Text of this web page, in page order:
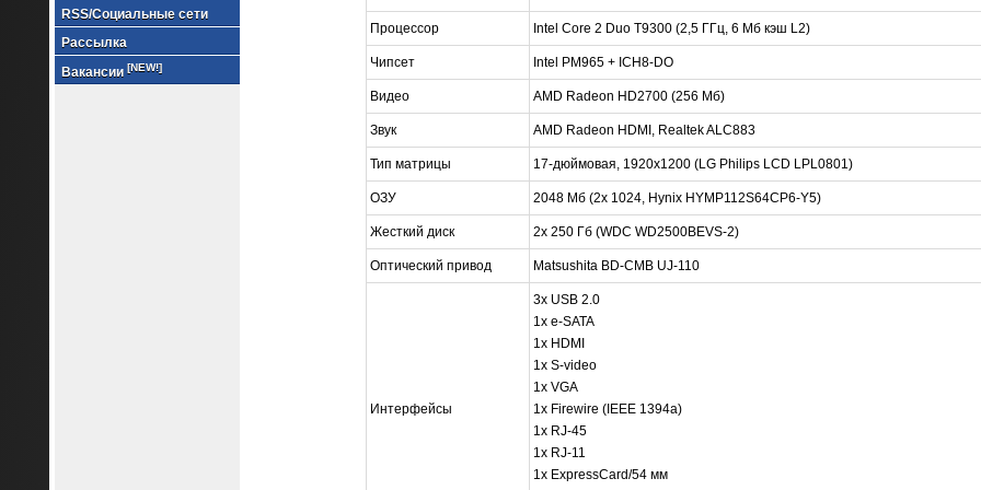
RSS/Социальные сети
Рассылка
Вакансии [NEW!]
Процессор Intel Core 2 Duo T9300 (2,5 ГГц, 6 Мб кэш L2)
Чипсет Intel PM965 + ICH8-DO
Видео AMD Radeon HD2700 (256 Мб)
Звук AMD Radeon HDMI, Realtek ALC883
Тип матрицы 17-дюймовая, 1920x1200 (LG Philips LCD LPL0801)
ОЗУ 2048 Мб (2х 1024, Hynix HYMP112S64CP6-Y5)
Жесткий диск 2х 250 Гб (WDC WD2500BEVS-2)
Оптический привод Matsushita BD-CMB UJ-110
Интерфейсы
3х USB 2.0
1x e-SATA
1х HDMI
1х S-video
1x VGA
1х Firewire (IEEE 1394a)
1х RJ-45
1x RJ-11
1х ExpressCard/54 мм